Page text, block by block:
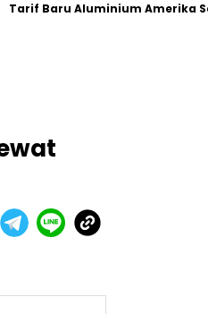
Baru Aluminium Amerika